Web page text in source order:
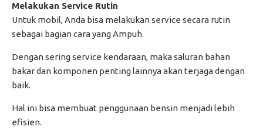
Melakukan Service Rutin
Untuk mobil, Anda bisa melakukan service secara rutin
sebagai bagian cara yang Ampuh.
Dengan sering service kendaraan, maka saluran bahan
bakar dan komponen penting lainnya akan terjaga dengan
baik.
Hal ini bisa membuat penggunaan bensin menjadi lebih
efisien.